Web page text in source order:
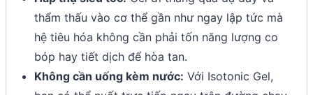
thẩm thấu vào cơ thể gần như ngay lập tức mà
hệ tiêu hóa không cần phải tốn năng lượng co
bóp hay tiết dịch để hòa tan.
Không cần uống kèm nước: Với Isotonic Gel,